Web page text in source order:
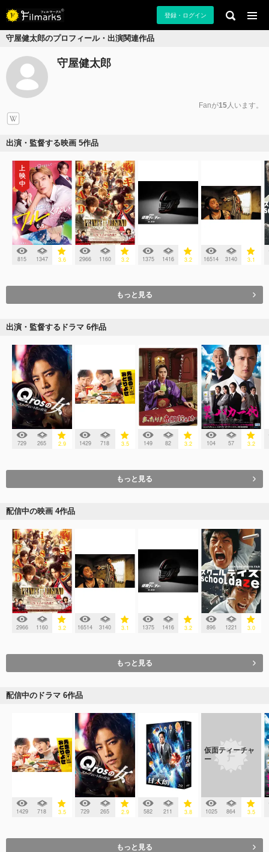
登録・ログイン
守屋健太郎のプロフィール・出演関連作品
守屋健太郎
Fanが15人います。
出演・監督する映画 5作品
815 1347 3.6 2966 1160 3.2 1375 1416 3.2 16514 3140 3.1
もっと見る
出演・監督するドラマ 6作品
729 265 2.9 1429 718 3.5 149 82 3.2 104 57 3.2
もっと見る
配信中の映画 4作品
2966 1160 3.2 16514 3140 3.1 1375 1416 3.2 896 1221 3.0
もっと見る
配信中のドラマ 6作品
1429 718 3.5 729 265 2.9 582 211 3.8
仮面ティーチャ
ー
1025 864 3.5
もっと見る